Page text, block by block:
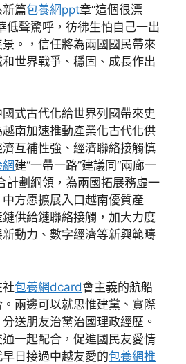
新篇包養網ppt章“這個很漂
低聲驚呼，彷彿生怕自己一出
。，信任將為兩國國民帶來
世界戰爭、穩固、成長作出
式古代化給世界列國帶來史
南加速推動產業化古代化供
互補性強、經濟聯絡接觸慎
建“一帶一路”建議同“兩廊一
計劃綱領，為兩國拓展務虛一
方愿擴展入口越南優質產
供給鏈聯絡接觸，加大力度
動力、數字經濟等新興範疇
包養網dcard會主義的航船
。兩邊可以就思惟建黨、實際
送朋友治黨治國理政經歷。
一起配合，促進國民友愛情
日接過中越友愛的包養網推